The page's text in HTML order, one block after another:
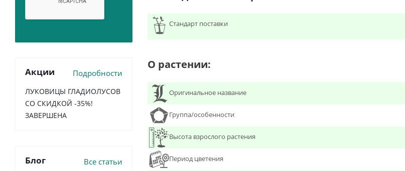
Стандарт поставки
О растении:
Оригинальное название
Группа/особенности
Высота взрослого растения
Период цветения
Акции Подробности
ЛУКОВИЦЫ ГЛАДИОЛУСОВ
СО СКИДКОЙ -35%!
ЗАВЕРШЕНА
Блог Все статьи